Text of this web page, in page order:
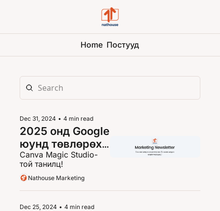
Home Постууд
Dec 31, 2024 • 4 min read
2025 онд Google
юунд төвлөрөх
вэ?
Canva Magic Studio-
Nathouse Marketing
Dec 25, 2024 • 4 min read